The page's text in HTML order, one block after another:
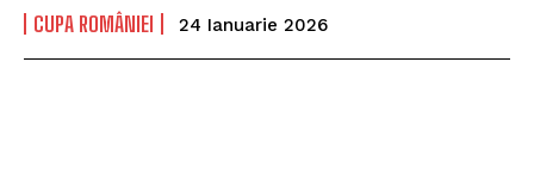
CUPA ROMÂNIEI 24 Ianuarie 2026